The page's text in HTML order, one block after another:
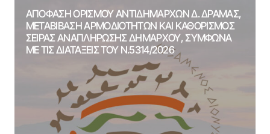
ΑΠΟΦΑΣΗ ΟΡΙΣΜΟΥ ΑΝΤΙΔΗΜΑΡΧΩΝ Δ. ΔΡΑΜΑΣ,
ΜΕΤΑΒΙΒΑΣΗ ΑΡΜΟΔΙΟΤΗΤΩΝ ΚΑΙ ΚΑΘΟΡΙΣΜΟΣ
ΣΕΙΡΑΣ ΑΝΑΠΛΗΡΩΣΗΣ ΔΗΜΑΡΧΟΥ, ΣΥΜΦΩΝΑ
ΜΕ ΤΙΣ ΔΙΑΤΑΞΕΙΣ ΤΟΥ Ν.5314/2026